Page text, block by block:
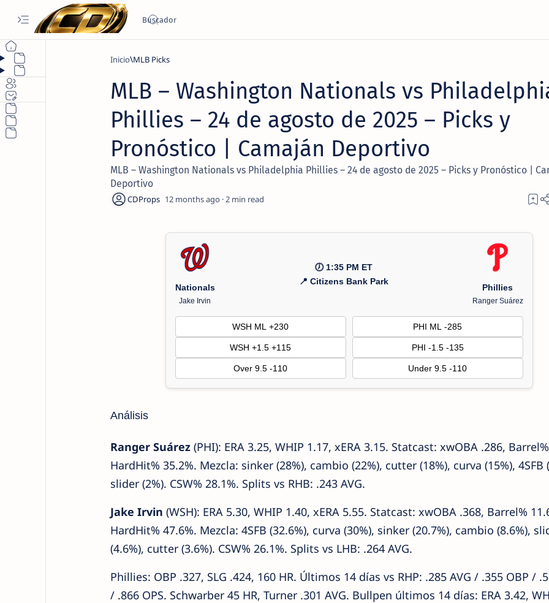
Inicio MLB Picks
MLB – Washington Nationals vs
Phillies – 24 de agosto de 2025 – Picks y
Pronóstico | Camaján Deportivo
MLB – Washington Nationals vs Philadelphia Phillies – 24 de agosto de 2025 – Picks y Pronóstico |
Deportivo
12 months ago 2
Nationals
Jake Irvin
🕖 1:35 PM ET
📍 Citizens Bank Park
Phillies
Ranger Suárez
WSH ML +230 PHI ML -285
WSH +1.5 +115 PHI -1.5 -135
Over 9.5 -110 Under 9.5 -110
Análisis
Ranger Suárez(PHI): ERA 3.25, WHIP 1.17, xERA 3.15. Statcast: xwOBA .286,
HardHit% 35.2%. Mezcla: sinker (28%), cambio (22%), cutter (18%), curva (15%), 4SFB
slider (2%). CSW% 28.1%. Splits vs RHB: .243 AVG.
Jake Irvin (WSH): ERA 5.30, WHIP 1.40, xERA 5.55. Statcast: xwOBA .368, Barrel%
HardHit% 47.6%. Mezcla: 4SFB (32.6%), curva (30%), sinker (20.7%), cambio (8.6%),
(4.6%), cutter (3.6%). CSW% 26.1%. Splits vs LHB: .264 AVG.
Phillies: OBP .327, SLG .424, 160 HR. Últimos 14 días vs RHP: .285 AVG / .355 OBP /
/ .866 OPS. Schwarber 45 HR, Turner .301 AVG. Bullpen últimos 14 días: ERA 3.42,